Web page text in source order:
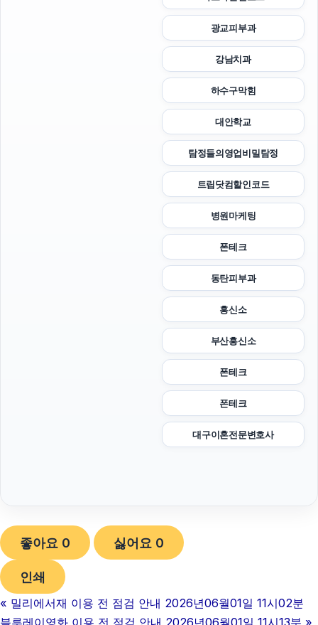
광교피부과
강남치과
하수구막힘
대안학교
탐정들의영업비밀탐정
트립닷컴할인코드
병원마케팅
폰테크
동탄피부과
흥신소
부산흥신소
폰테크
폰테크
대구이혼전문변호사
좋아요 0 싫어요 0
인쇄
« 밀리에서재 이용 전 점검 안내 2026년06월01일 11시02분
블루레이영화 이용 전 점검 안내 2026년06월01일 11시13분 »